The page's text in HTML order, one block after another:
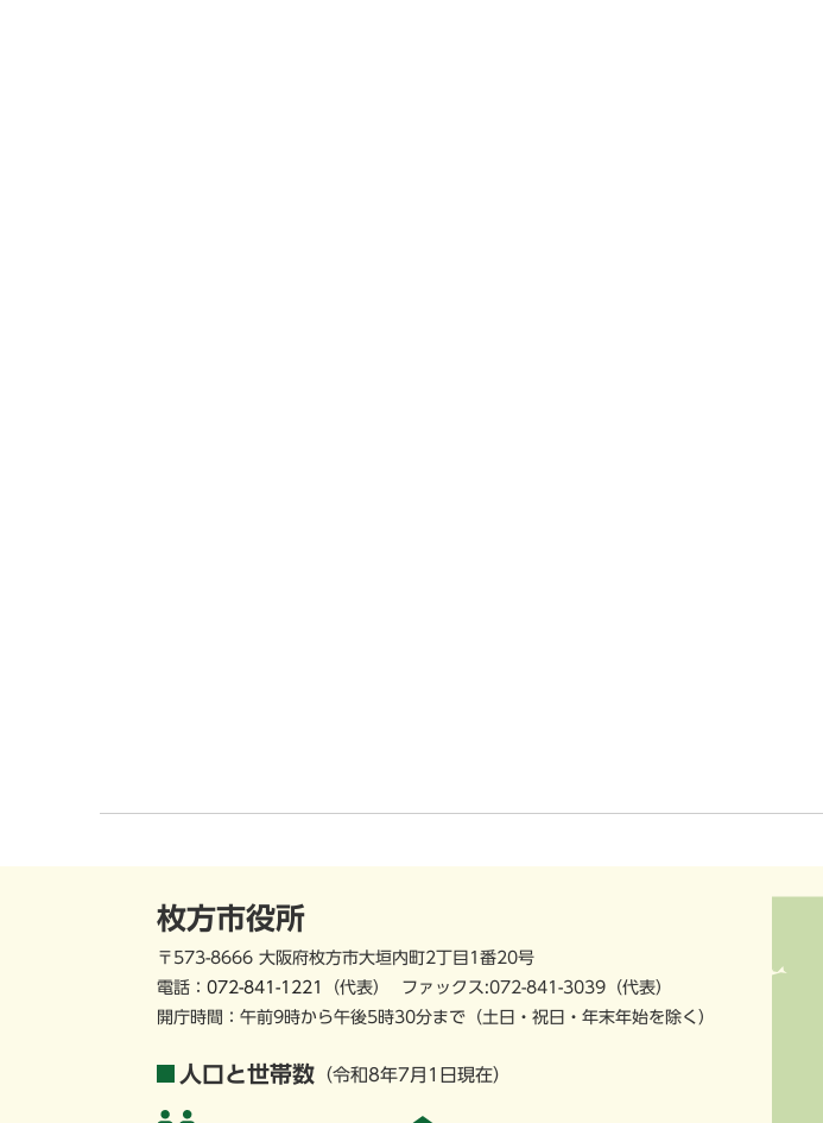
枚方市役所
〒573-8666 大阪府枚方市大垣内町2丁目1番20号
電話： 072-841-1221 （代表） ファックス:072-841-3039（代表）
開庁時間：午前9時から午後5時30分まで （土日・祝日・年末年始を除く）
人口と世帯数 （令和8年7月1日現在）